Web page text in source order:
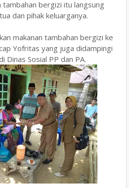
tambahan bergizi itu langsung
dan pihak keluarganya.
makanan tambahan bergizi ke
Yofritas yang juga didampingi
Dinas Sosial PP dan PA.